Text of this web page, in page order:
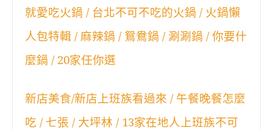
就愛吃火鍋 / 台北不可不吃的火鍋 / 火鍋懶
人包特輯 / 麻辣鍋 / 鴛鴦鍋 / 涮涮鍋 / 你要什
麼鍋 / 20家任你選
新店美食/新店上班族看過來 / 午餐晚餐怎麼
吃 / 七張 / 大坪林 / 13家在地人上班族不可